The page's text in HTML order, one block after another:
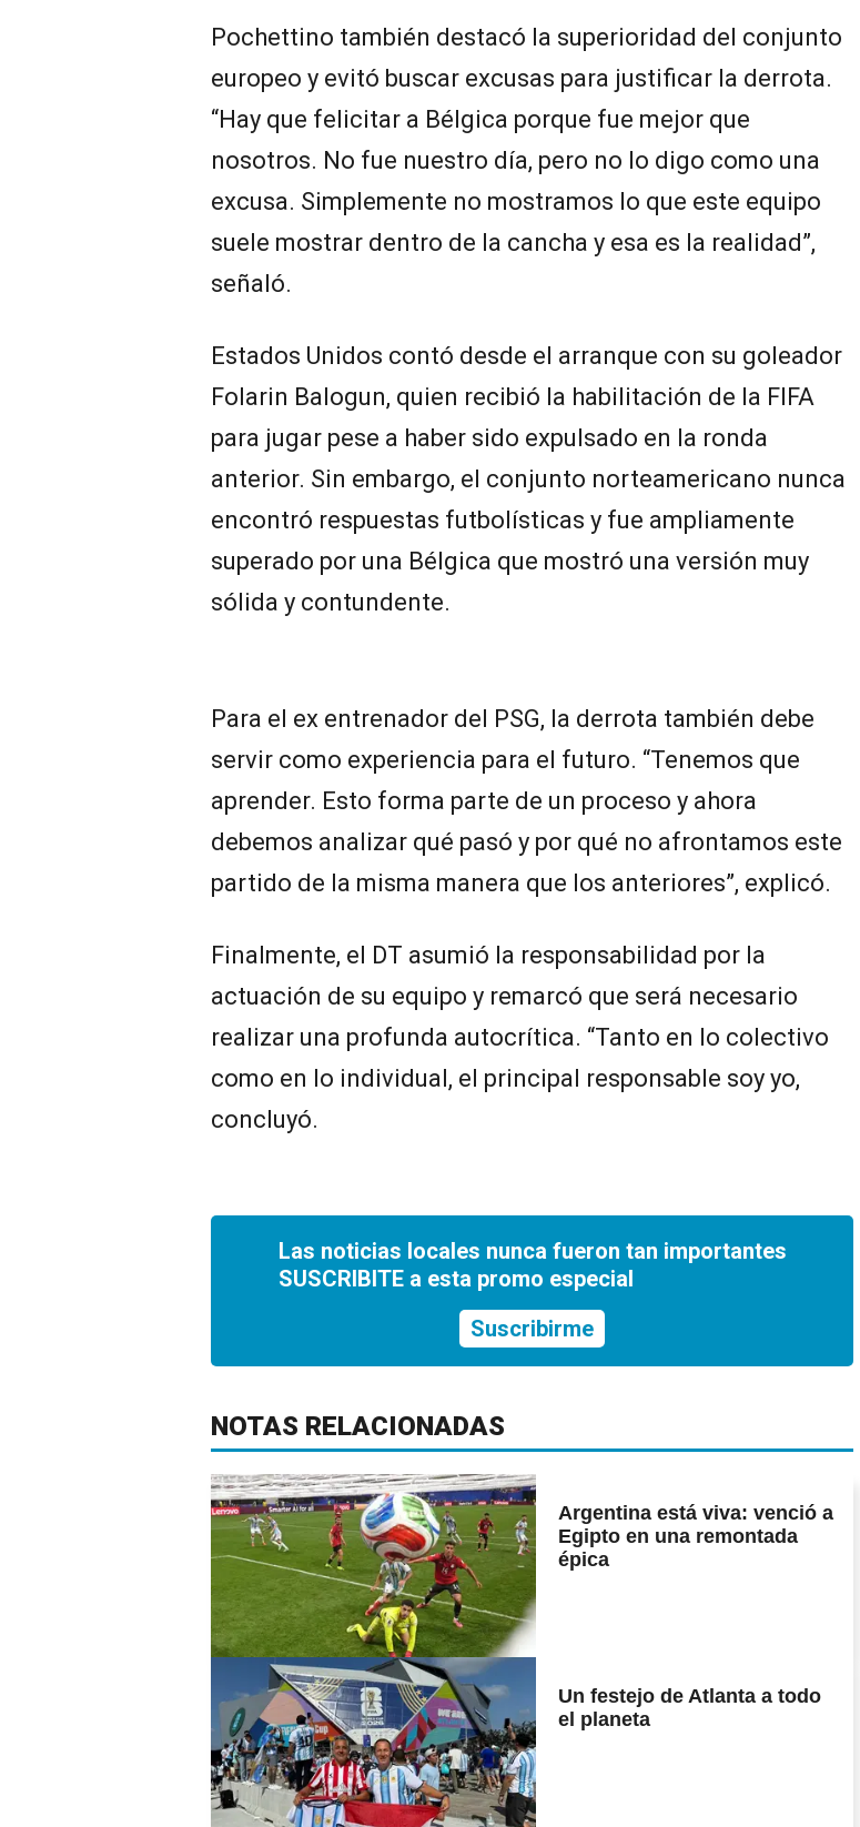
Pochettino también destacó la superioridad del conjunto
europeo y evitó buscar excusas para justificar la derrota.
“Hay que felicitar a Bélgica porque fue mejor que
nosotros. No fue nuestro día, pero no lo digo como una
excusa. Simplemente no mostramos lo que este equipo
suele mostrar dentro de la cancha y esa es la realidad”,
señaló.
Estados Unidos contó desde el arranque con su goleador
Folarin Balogun, quien recibió la habilitación de la FIFA
para jugar pese a haber sido expulsado en la ronda
anterior. Sin embargo, el conjunto norteamericano nunca
encontró respuestas futbolísticas y fue ampliamente
superado por una Bélgica que mostró una versión muy
sólida y contundente.
Para el ex entrenador del PSG, la derrota también debe
servir como experiencia para el futuro. “Tenemos que
aprender. Esto forma parte de un proceso y ahora
debemos analizar qué pasó y por qué no afrontamos este
partido de la misma manera que los anteriores”, explicó.
Finalmente, el DT asumió la responsabilidad por la
actuación de su equipo y remarcó que será necesario
realizar una profunda autocrítica. “Tanto en lo colectivo
como en lo individual, el principal responsable soy yo,
concluyó.
Las noticias locales nunca fueron tan importantes
SUSCRIBITE a esta promo especial
Suscribirme
NOTAS RELACIONADAS
Argentina está viva: venció a
Egipto en una remontada
épica
Un festejo de Atlanta a todo
el planeta